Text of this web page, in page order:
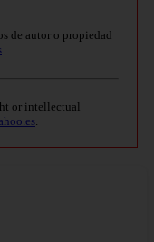
de autor o propiedad
.
or intellectual
.